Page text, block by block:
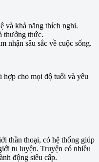
và khả năng thích nghi.
thưởng thức.
nhận sâu sắc về cuộc sống.
hợp cho mọi độ tuổi và yêu
thần thoại, có hệ thống giúp
tu luyện. Truyện có nhiều
động siêu cấp.